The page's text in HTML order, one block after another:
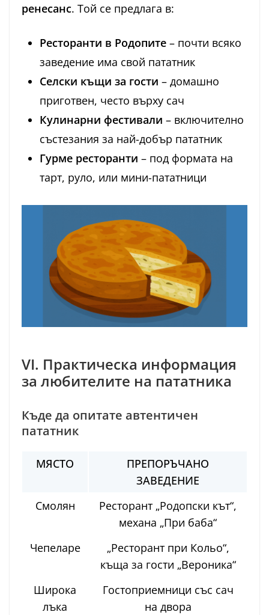
ренесанс. Той се предлага в:
Ресторанти в Родопите – почти всяко
заведение има свой пататник
Селски къщи за гости – домашно
приготвен, често върху сач
Кулинарни фестивали – включително
състезания за най-добър пататник
Гурме ресторанти – под формата на
тарт, руло, или мини-пататници
VI. Практическа информация
за любителите на пататника
Къде да опитате автентичен
пататник
МЯСТО
ПРЕПОРЪЧАНО
ЗАВЕДЕНИЕ
Смолян
Ресторант „Родопски кът“,
механа „При баба“
Чепеларе
„Ресторант при Кольо“,
къща за гости „Вероника“
Широка
лъка
Гостоприемници със сач
на двора